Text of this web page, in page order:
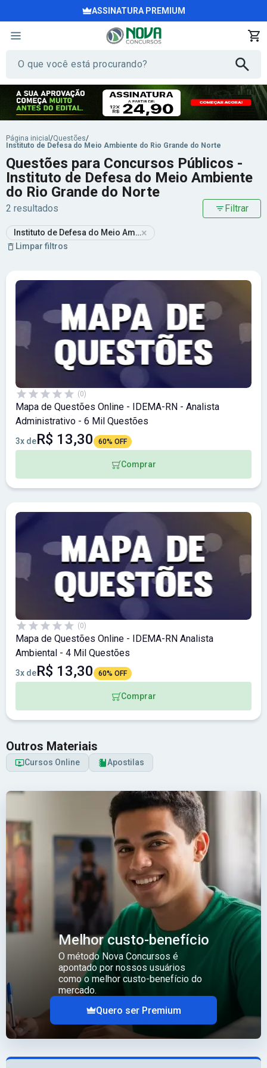
ASSINATURA PREMIUM
Página inicial /Questões/
Instituto de Defesa do Meio Ambiente do Rio Grande do Norte
Questões para Concursos Públicos -
Instituto de Defesa do Meio Ambiente
do Rio Grande do Norte
2 resultados Filtrar
Instituto de Defesa do Meio Ambiente do Rio Grande do Norte
×
Limpar filtros
(0)
Mapa de Questões Online - IDEMA-RN - Analista
Administrativo - 6 Mil Questões
3x deR$ 13,30 60% OFF
Comprar
(0)
Mapa de Questões Online - IDEMA-RN Analista
Ambiental - 4 Mil Questões
3x deR$ 13,30 60% OFF
Comprar
Outros Materiais
Cursos Online Apostilas
Melhor custo-benefício
O método Nova Concursos é
apontado por nossos usuários
como o melhor custo-benefício do
mercado.
Quero ser Premium